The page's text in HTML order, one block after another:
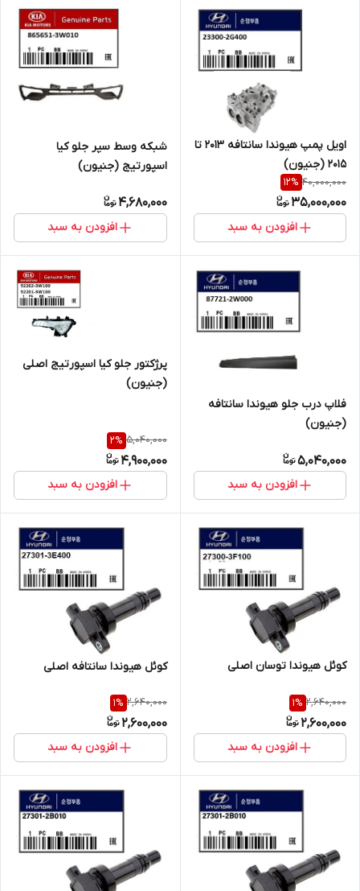
اویل پمپ هیوندا سانتافه 2013 تا
2015 (جنیون)
40,000,000
12%
35,000,000
افزودن به سبد
شبکه وسط سپر جلو کیا
اسپورتیج (جنیون)
4,680,000
افزودن به سبد
فلاپ درب جلو هیوندا سانتافه
(جنیون)
5,040,000
افزودن به سبد
پرژکتور جلو کیا اسپورتیج اصلی
(جنیون)
5,040,000
2%
4,900,000
افزودن به سبد
کوئل هیوندا توسان اصلی
2,640,000
1%
2,600,000
افزودن به سبد
کوئل هیوندا سانتافه اصلی
2,640,000
1%
2,600,000
افزودن به سبد